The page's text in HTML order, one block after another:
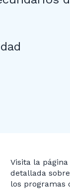
Visita la
detallada
los programas